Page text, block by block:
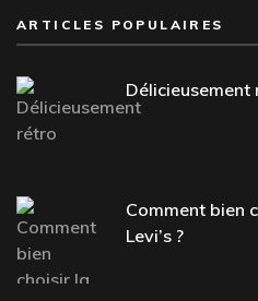
ARTICLES POPULAIRES
Délicieusement
Comment bien
Levi’s ?